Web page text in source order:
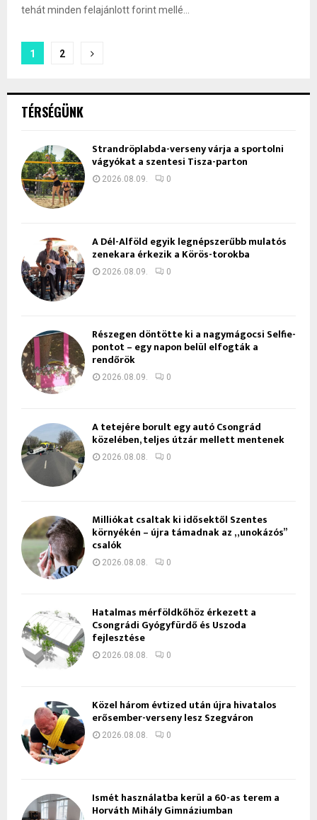
tehát minden felajánlott forint mellé...
Bejegyzések
1 2
TÉRSÉGÜNK
Strandröplabda-verseny várja a sportolni
vágyókat a szentesi Tisza-parton
2026.08.09. 0
A Dél-Alföld egyik legnépszerűbb mulatós
zenekara érkezik a Körös-torokba
2026.08.09. 0
Részegen döntötte ki a nagymágocsi Selfie-
pontot – egy napon belül elfogták a
rendőrök
2026.08.09. 0
A tetejére borult egy autó Csongrád
közelében, teljes útzár mellett mentenek
2026.08.08. 0
Milliókat csaltak ki idősektől Szentes
környékén – újra támadnak az „unokázós”
csalók
2026.08.08. 0
Hatalmas mérföldkőhöz érkezett a
Csongrádi Gyógyfürdő és Uszoda
fejlesztése
2026.08.08. 0
Közel három évtized után újra hivatalos
erősember-verseny lesz Szegváron
2026.08.08. 0
Ismét használatba kerül a 60-as terem a
Horváth Mihály Gimnáziumban